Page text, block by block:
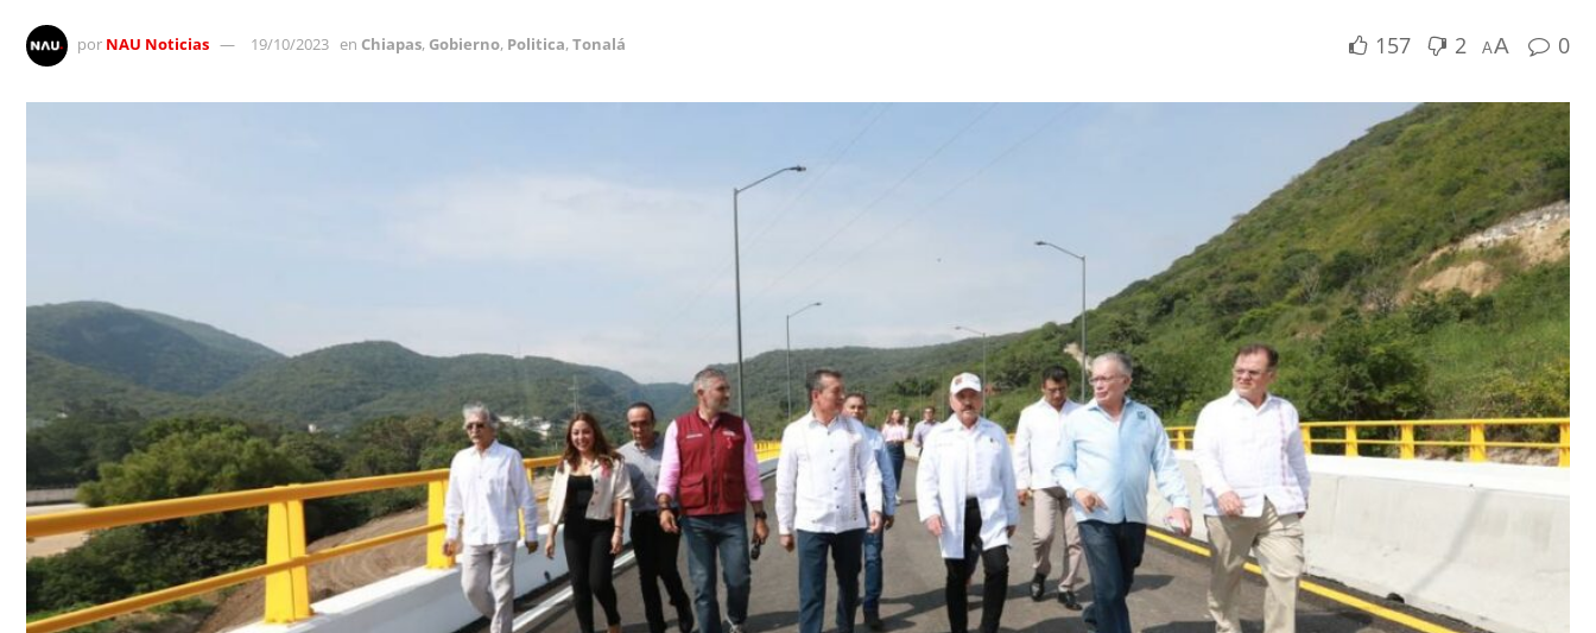
por NAU Noticias 19/10/2023 en Chiapas, Gobierno, Politica,Tonalá 157 2 AA 0